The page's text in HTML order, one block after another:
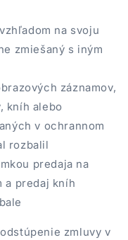
na svoju
zmiešaný s iným
záznamov,
kníh alebo
v ochrannom
rozbalil
predaja na
a predaj kníh
zmluvy v